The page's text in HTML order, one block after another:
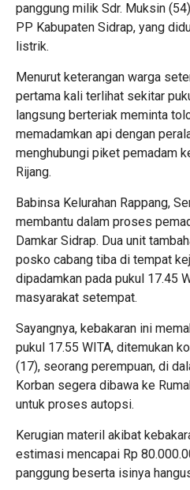
panggung milik Sdr. Muksin
PP Kabupaten Sidrap, yang
listrik.
Menurut keterangan warga
pertama kali terlihat sekitar
langsung berteriak meminta
memadamkan api dengan
menghubungi piket pemadam
Rijang.
Babinsa Kelurahan Rappang,
membantu dalam proses
Damkar Sidrap. Dua unit
posko cabang tiba di tempat
dipadamkan pada pukul 17.45
masyarakat setempat.
Sayangnya, kebakaran ini
pukul 17.55 WITA, ditemukan
(17), seorang perempuan, di
Korban segera dibawa ke
untuk proses autopsi.
Kerugian materil akibat
estimasi mencapai Rp
panggung beserta isinya